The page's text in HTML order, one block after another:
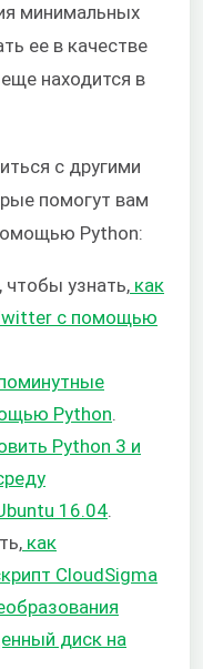
минимальных
ее в качестве
находится в
с другими
помогут вам
Python:
чтобы узнать, как
с помощью
Python.
Python 3 и
16.04.
как
CloudSigma
диск на